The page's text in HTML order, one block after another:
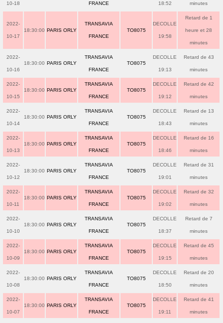
10-18 FRANCE 18:52 minutes
2022-
10-17
18:30:00 PARIS ORLY
TRANSAVIA
FRANCE
TO8075
DECOLLE
19:58
Retard de 1
heure et 28
minutes
2022-
10-16
18:30:00 PARIS ORLY
TRANSAVIA
FRANCE
TO8075
DECOLLE
19:13
Retard de 43
minutes
2022-
10-15
18:30:00 PARIS ORLY
TRANSAVIA
FRANCE
TO8075
DECOLLE
19:12
Retard de 42
minutes
2022-
10-14
18:30:00 PARIS ORLY
TRANSAVIA
FRANCE
TO8075
DECOLLE
18:43
Retard de 13
minutes
2022-
10-13
18:30:00 PARIS ORLY
TRANSAVIA
FRANCE
TO8075
DECOLLE
18:46
Retard de 16
minutes
2022-
10-12
18:30:00 PARIS ORLY
TRANSAVIA
FRANCE
TO8075
DECOLLE
19:01
Retard de 31
minutes
2022-
10-11
18:30:00 PARIS ORLY
TRANSAVIA
FRANCE
TO8075
DECOLLE
19:02
Retard de 32
minutes
2022-
10-10
18:30:00 PARIS ORLY
TRANSAVIA
FRANCE
TO8075
DECOLLE
18:37
Retard de 7
minutes
2022-
10-09
18:30:00 PARIS ORLY
TRANSAVIA
FRANCE
TO8075
DECOLLE
19:15
Retard de 45
minutes
2022-
10-08
18:30:00 PARIS ORLY
TRANSAVIA
FRANCE
TO8075
DECOLLE
18:50
Retard de 20
minutes
2022-
10-07
18:30:00 PARIS ORLY
TRANSAVIA
FRANCE
TO8075
DECOLLE
19:11
Retard de 41
minutes